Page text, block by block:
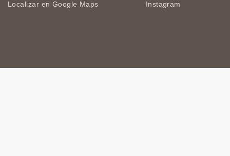
Localizar en Google Maps
Instagram